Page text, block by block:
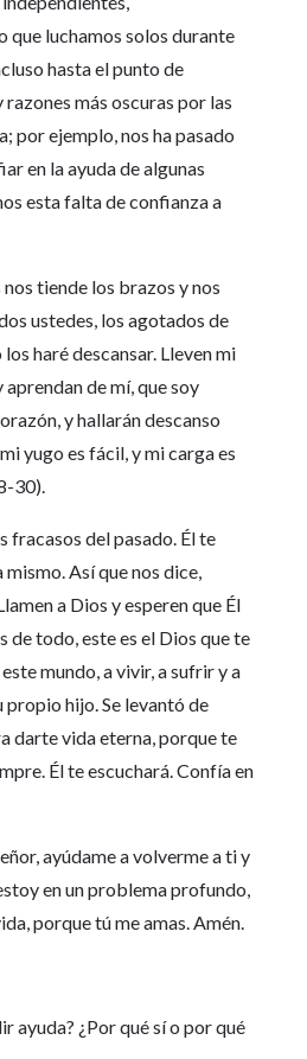
que luchamos solos durante
hasta el punto de
razones más oscuras por las
por ejemplo, nos ha pasado
en la ayuda de algunas
esta falta de confianza a
tiende los brazos y nos
ustedes, los agotados de
haré descansar. Lleven mi
de mí, que soy
y hallarán descanso
yugo es fácil, y mi carga es
30).
fracasos del pasado. Él te
Así que nos dice,
a Dios y esperen que Él
de todo, este es el Dios que te
mundo, a vivir, a sufrir y a
propio hijo. Se levantó de
darte vida eterna, porque te
Él te escuchará. Confía en
ayúdame a volverme a ti y
en un problema profundo,
porque tú me amas. Amén.
ayuda? ¿Por qué sí o por qué